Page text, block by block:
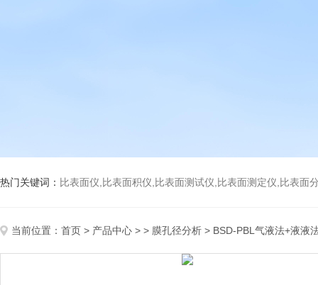
热门关键词： 比表面仪,比表面积仪,比表面测试仪,比表面测定仪,比表面分析仪,比表
当前位置： 首页 > 产品中心 > > 膜孔径分析 > BSD-PBL气液法+液液